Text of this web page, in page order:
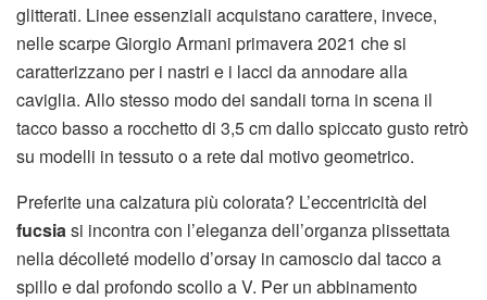
glitterati. Linee essenziali acquistano carattere, invece,
nelle scarpe Giorgio Armani primavera 2021 che si
caratterizzano per i nastri e i lacci da annodare alla
caviglia. Allo stesso modo dei sandali torna in scena il
tacco basso a rocchetto di 3,5 cm dallo spiccato gusto retrò
su modelli in tessuto o a rete dal motivo geometrico.
Preferite una calzatura più colorata? L’eccentricità del
fucsia si incontra con l’eleganza dell’organza plissettata
nella décolleté modello d’orsay in camoscio dal tacco a
spillo e dal profondo scollo a V. Per un abbinamento